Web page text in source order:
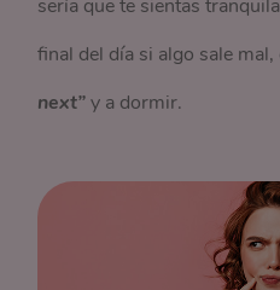
sería que te sientas
final del día si algo sale mal,
next”y a dormir.